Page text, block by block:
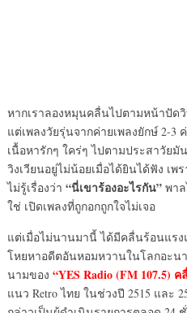
หากเราลองหมุนคลื่นไปตามหน้าปัด
แต่เพลงวัยรุ่นจากค่ายเพลงยักษ์ 2-
เนื้อหารักๆ ใคร่ๆ ไปตามประสาวัย
วิงเวียนอยู่ไม่น้อยเมื่อได้ยินได้ฟัง เ
ไม่รู้เรื่องว่า “นี่เขาร้องอะไรกัน” พา
ใช่ เปิดเพลงที่ถูกอกถูกใจไม่เจอ
แต่เมื่อไม่นานมานี้ ได้มีคลื่นร้อนแร
โหยหาอดีตอันหอมหวานในโลกอะ
นามของ “YES Radio (FM
แนว Retro ไทย ในช่วงปี 2515 และ